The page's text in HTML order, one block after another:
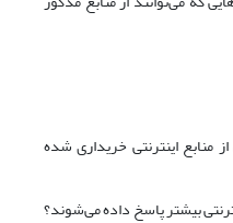
منابع اینترنتی خریداری شده
بیشتر پاسخ داده می‌شوند؟